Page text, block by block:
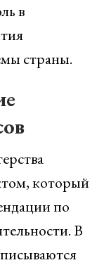
в
страны.
который
по
В